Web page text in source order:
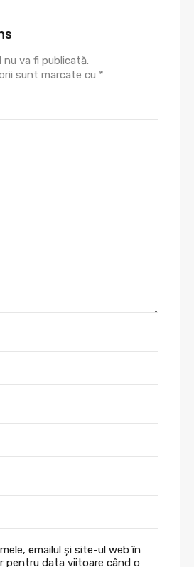
nu va fi publicată.
sunt marcate cu *
emailul și site-ul web în
pentru data viitoare când o